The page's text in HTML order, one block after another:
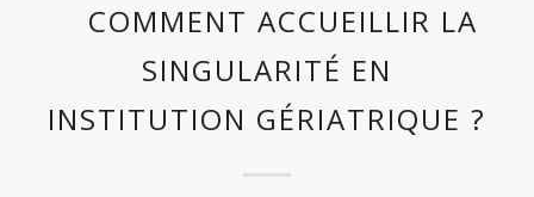
COMMENT ACCUEILLIR LA
SINGULARITÉ EN
INSTITUTION GÉRIATRIQUE ?